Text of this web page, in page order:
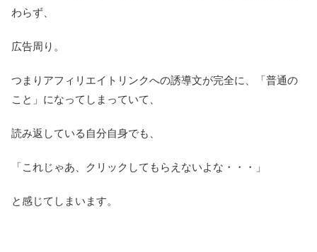
わらず、
広告周り。
つまりアフィリエイトリンクへの誘導文が完全に、「普通の
こと」になってしまっていて、
読み返している自分自身でも、
「これじゃあ、クリックしてもらえないよな・・・」
と感じてしまいます。